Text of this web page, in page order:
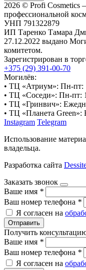
2026 © Profi Cosmetics
профессиональной
УНП 791322879
ИП Таренко Тамара
27.12.2022 выдано
комитетом.
Зарегистрирован в
+375 (29) 391-00-70
Могилёв:
• ТЦ «Атриум»: Пн-пт:
• ТЦ «Соседи»: Пн-пт:
• ТЦ «Гринвич»:
• ТЦ «Планета Green»:
Instagram Telegram
Использование
владельца.
Разработка сайта
Заказать звонок
Ваше имя *
Ваш номер телефона *
Я согласен на
Отправить
Получить
Ваше имя *
Ваш номер телефона *
Я согласен на